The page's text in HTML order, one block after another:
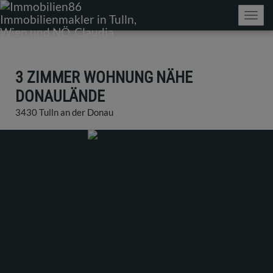
3 ZIMMER WOHNUNG NÄHE
DONAULÄNDE
3430 Tulln an der Donau